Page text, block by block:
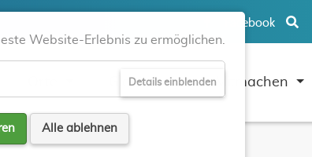
Facebook
Glauben Mitmachen
Website-Erlebnis zu ermöglichen.
Details einblenden
Alle ablehnen